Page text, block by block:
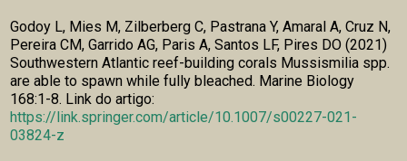
Godoy L, Mies M, Zilberberg C, Pastrana Y, Amaral A, Cruz N,
Pereira CM, Garrido AG, Paris A, Santos LF, Pires DO (2021)
Southwestern Atlantic reef-building corals Mussismilia spp.
are able to spawn while fully bleached. Marine Biology
168:1-8. Link do artigo:
https://link.springer.com/article/10.1007/s00227-021-
03824-z